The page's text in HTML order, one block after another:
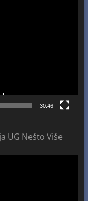
30:46
UG Nešto Više